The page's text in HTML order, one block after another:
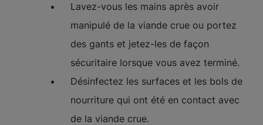
Lavez-vous les mains après avoir
manipulé de la viande crue ou portez
des gants et jetez-les de façon
sécuritaire lorsque vous avez terminé.
Désinfectez les surfaces et les bols de
nourriture qui ont été en contact avec
de la viande crue.